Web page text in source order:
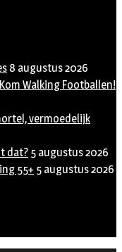
8 augustus 2026
Walking Footballen!
vermoedelijk
dat? 5 augustus 2026
55+ 5 augustus 2026